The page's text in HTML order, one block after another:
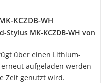
KCZDB-WH
MK-KCZDB-WH von
über einen Lithium-
aufgeladen werden
Zeit genutzt wird.